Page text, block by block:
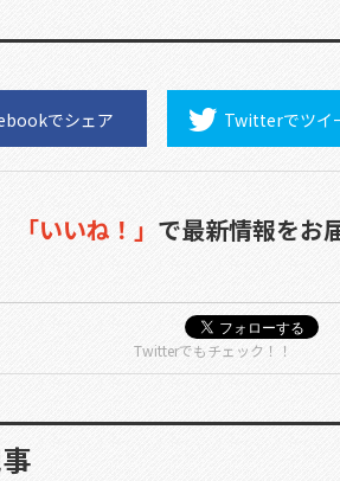
でシェア Twitterでツイ
「いいね！」 で最新情報をお
Twitterでもチェック！！